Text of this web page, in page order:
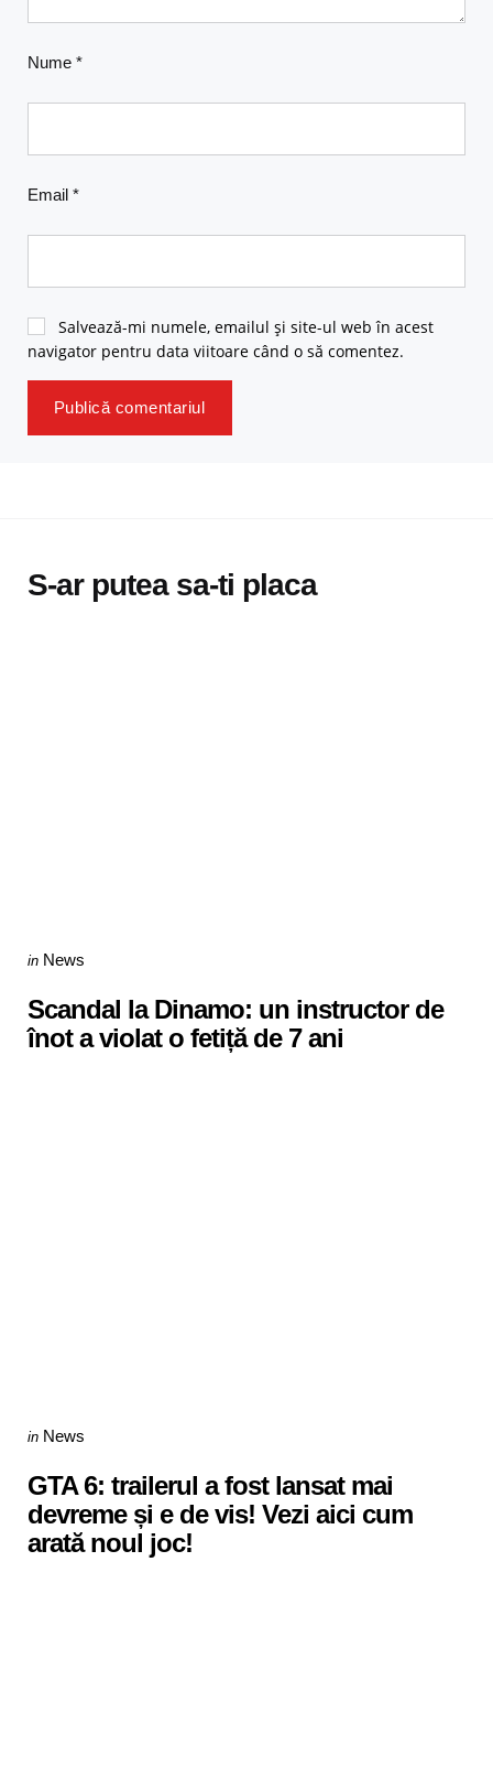
Nume *
Email *
Salvează-mi numele, emailul și site-ul web în acest
navigator pentru data viitoare când o să comentez.
S-ar putea sa-ti placa
Categories
Posted
in News
Scandal la Dinamo: un instructor de
înot a violat o fetiță de 7 ani
Categories
Posted
in News
GTA 6: trailerul a fost lansat mai
devreme și e de vis! Vezi aici cum
arată noul joc!